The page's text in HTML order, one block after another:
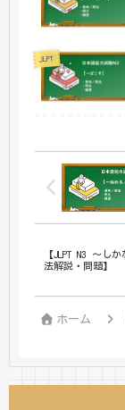
JLPT
【JLPT N3 ～し
法解説・問題】
ホーム